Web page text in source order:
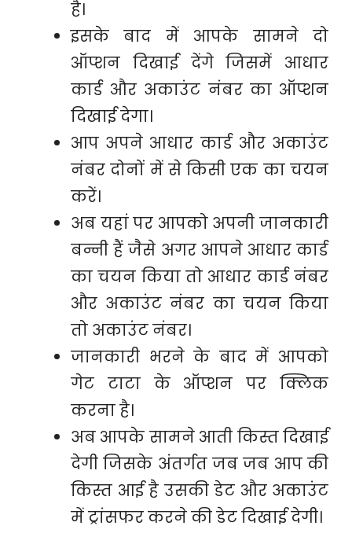
है।
इसके बाद में आपके सामने दो
ऑप्शन दिखाई देंगे जिसमें आधार
कार्ड और अकाउंट नंबर का ऑप्शन
दिखाई देगा।
आप अपने आधार कार्ड और अकाउंट
नंबर दोनों में से किसी एक का चयन
करें।
अब यहां पर आपको अपनी जानकारी
बन्नी हैं जैसे अगर आपने आधार कार्ड
का चयन किया तो आधार कार्ड नंबर
और अकाउंट नंबर का चयन किया
तो अकाउंट नंबर।
जानकारी भरने के बाद में आपको
गेट टाटा के ऑप्शन पर क्लिक
करना है।
अब आपके सामने आती किस्त दिखाई
देगी जिसके अंतर्गत जब जब आप की
किस्त आई है उसकी डेट और अकाउंट
में ट्रांसफर करने की डेट दिखाई देगी।